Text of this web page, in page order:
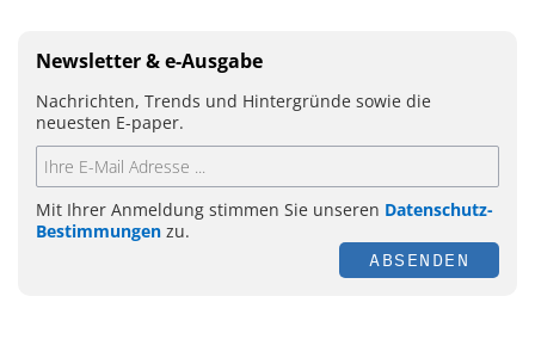
Newsletter & e-Ausgabe
Nachrichten, Trends und Hintergründe sowie die
neuesten E-paper.
Mit Ihrer Anmeldung stimmen Sie unseren Datenschutz-
Bestimmungen zu.
ABSENDEN